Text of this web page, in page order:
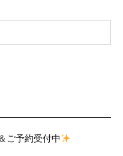
ご予約受付中